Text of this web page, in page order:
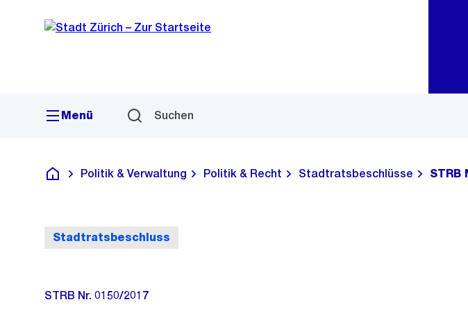
Navigation
Sprunglink
Menü Suchen
Deutsch
Politik & Verwaltung Politik & Recht Stadtratsbeschlüsse STRB
Stadtratsbeschluss
STRB Nr. 0150/2017